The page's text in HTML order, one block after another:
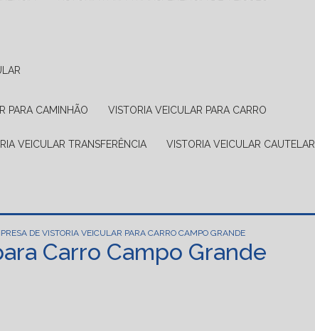
PARA CAMINHÃO VISTORIA VEICULAR PARA CARRO
VEICULAR TRANSFERÊNCIA VISTORIA VEICULAR CAUTELAR
DE VISTORIA VEICULAR PARA CARRO CAMPO GRANDE
Carro Campo Grande